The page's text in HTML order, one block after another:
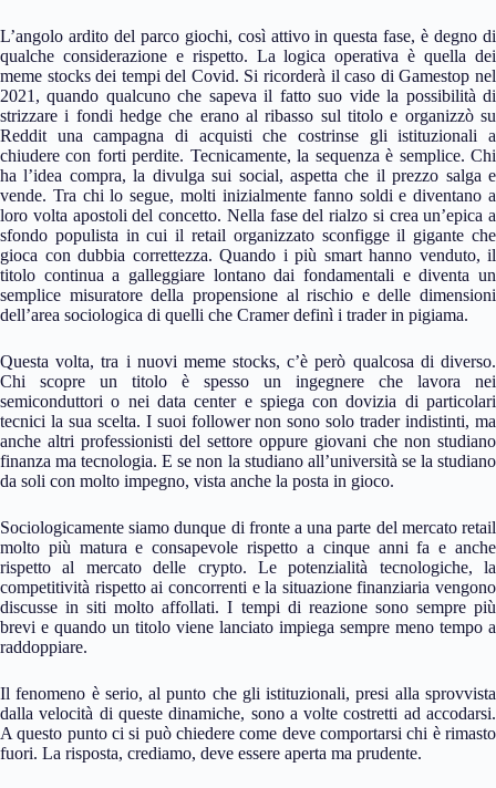
L’angolo ardito del parco giochi, così attivo in questa fase, è degno di
qualche considerazione e rispetto. La logica operativa è quella dei
meme stocks dei tempi del Covid. Si ricorderà il caso di Gamestop nel
2021, quando qualcuno che sapeva il fatto suo vide la possibilità di
strizzare i fondi hedge che erano al ribasso sul titolo e organizzò su
Reddit una campagna di acquisti che costrinse gli istituzionali a
chiudere con forti perdite. Tecnicamente, la sequenza è semplice. Chi
ha l’idea compra, la divulga sui social, aspetta che il prezzo salga e
vende. Tra chi lo segue, molti inizialmente fanno soldi e diventano a
loro volta apostoli del concetto. Nella fase del rialzo si crea un’epica a
sfondo populista in cui il retail organizzato sconfigge il gigante che
gioca con dubbia correttezza. Quando i più smart hanno venduto, il
titolo continua a galleggiare lontano dai fondamentali e diventa un
semplice misuratore della propensione al rischio e delle dimensioni
dell’area sociologica di quelli che Cramer definì i trader in pigiama.
Questa volta, tra i nuovi meme stocks, c’è però qualcosa di diverso.
Chi scopre un titolo è spesso un ingegnere che lavora nei
semiconduttori o nei data center e spiega con dovizia di particolari
tecnici la sua scelta. I suoi follower non sono solo trader indistinti, ma
anche altri professionisti del settore oppure giovani che non studiano
finanza ma tecnologia. E se non la studiano all’università se la studiano
da soli con molto impegno, vista anche la posta in gioco.
Sociologicamente siamo dunque di fronte a una parte del mercato retail
molto più matura e consapevole rispetto a cinque anni fa e anche
rispetto al mercato delle crypto. Le potenzialità tecnologiche, la
competitività rispetto ai concorrenti e la situazione finanziaria vengono
discusse in siti molto affollati. I tempi di reazione sono sempre più
brevi e quando un titolo viene lanciato impiega sempre meno tempo a
raddoppiare.
Il fenomeno è serio, al punto che gli istituzionali, presi alla sprovvista
dalla velocità di queste dinamiche, sono a volte costretti ad accodarsi.
A questo punto ci si può chiedere come deve comportarsi chi è rimasto
fuori. La risposta, crediamo, deve essere aperta ma prudente.